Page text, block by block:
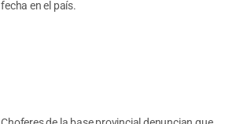
fecha en el país.